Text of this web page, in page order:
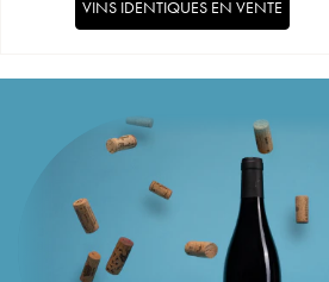
VINS IDENTIQUES EN VENTE